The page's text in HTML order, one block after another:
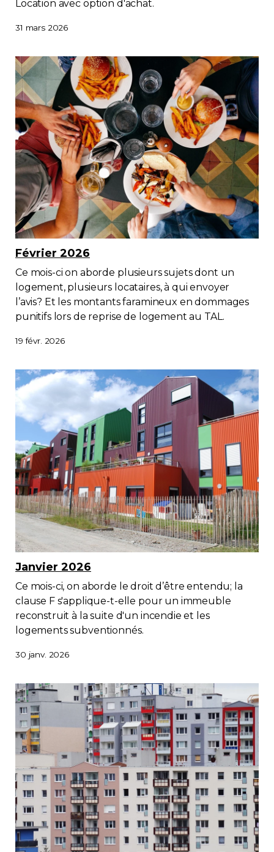
Location avec option d'achat.
31 mars 2026
Février 2026
Ce mois-ci on aborde plusieurs sujets dont un
logement, plusieurs locataires, à qui envoyer
l’avis? Et les montants faramineux en dommages
punitifs lors de reprise de logement au TAL.
19 févr. 2026
Janvier 2026
Ce mois-ci, on aborde le droit d’être entendu; la
clause F s'applique-t-elle pour un immeuble
reconstruit à la suite d'un incendie et les
logements subventionnés.
30 janv. 2026